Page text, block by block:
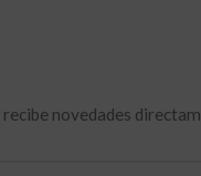
novedades